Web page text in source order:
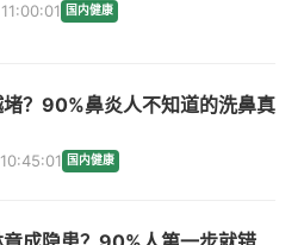
国内健康
？90%鼻炎人不知道的洗鼻真
国内健康